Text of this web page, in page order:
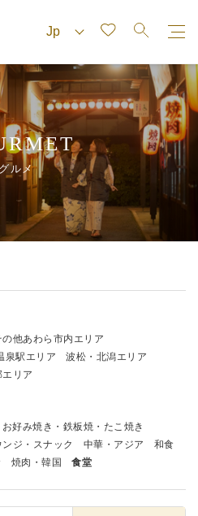
グルメ
の他あわら市内エリア
泉駅エリア
波松・北潟エリア
リア
お好み焼き・鉄板焼・たこ焼き
ンジ・スナック 中華・アジア
和食
焼肉・韓国 食堂